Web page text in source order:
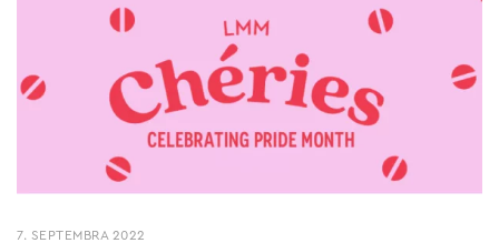
7. SEPTEMBRA 2022